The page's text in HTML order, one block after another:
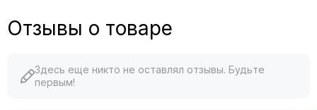
Отзывы о товаре
Здесь еще никто не оставлял отзывы. Будьте
первым!